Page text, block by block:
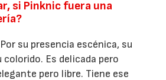
si Pinknic fuera una
su presencia escénica, su
colorido. Es delicada pero
pero libre. Tiene ese